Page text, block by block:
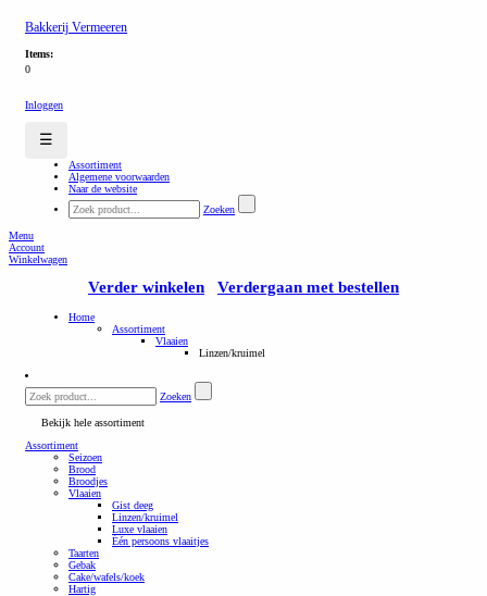
Bakkerij Vermeeren
Items:
0
Inloggen
☰
Assortiment
Algemene voorwaarden
Naar de website
Zoeken
Menu
Account
Winkelwagen
Verder winkelen Verdergaan met bestellen
Home
Assortiment
Vlaaien
Linzen/kruimel
Zoeken
Bekijk hele assortiment
Assortiment
Seizoen
Brood
Broodjes
Vlaaien
Gist deeg
Linzen/kruimel
Luxe vlaaien
Één persoons vlaaitjes
Taarten
Gebak
Cake/wafels/koek
Hartig